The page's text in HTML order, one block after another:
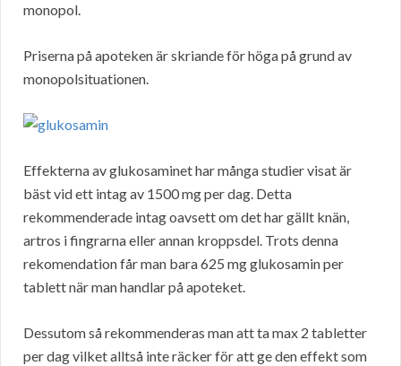
monopol.
Priserna på apoteken är skriande för höga på grund av
monopolsituationen.
Effekterna av glukosaminet har många studier visat är
bäst vid ett intag av 1500 mg per dag. Detta
rekommenderade intag oavsett om det har gällt knän,
artros i fingrarna eller annan kroppsdel. Trots denna
rekomendation får man bara 625 mg glukosamin per
tablett när man handlar på apoteket.
Dessutom så rekommenderas man att ta max 2 tabletter
per dag vilket alltså inte räcker för att ge den effekt som